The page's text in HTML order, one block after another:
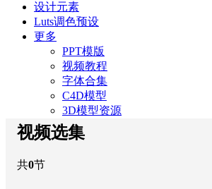
设计元素
Luts调色预设
更多
PPT模版
视频教程
字体合集
C4D模型
3D模型资源
视频选集
共0节